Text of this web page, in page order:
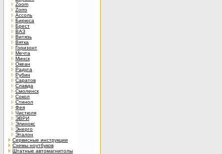
Zoom
Zorro
Ассоль
Бирюса
Брест
ВАЗ
Витязь
Вятка
Горизонт
Мечта
Минск
Океан
Радуга
Рубин
Саратов
Славда
Смоленск
Сокол
Стинол
Фея
Чистюля
ЭВРИ
Элинокс
Энерго
Эталон
Сервисные инструкции
Схемы ноутбуков
Штатные автомагнитолы